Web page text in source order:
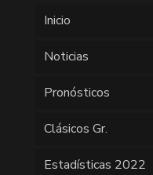
Inicio
Noticias
Pronósticos
Clásicos Gr.
Estadísticas 2022